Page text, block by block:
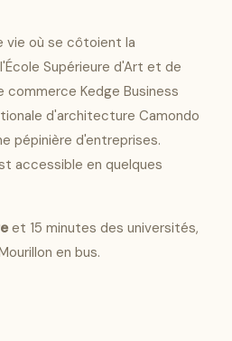
vie où se côtoient la
Supérieure d'Art et de
commerce Kedge Business
d'architecture Camondo
pépinière d'entreprises.
accessible en quelques
et 15 minutes des universités,
en bus.